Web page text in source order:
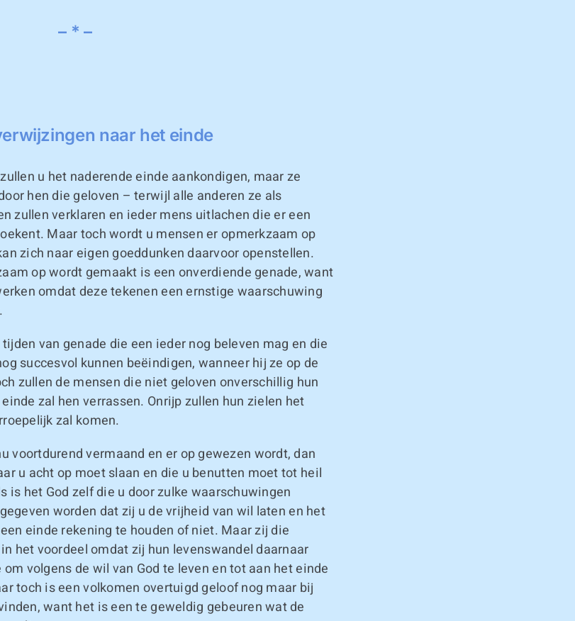
–
naar het einde
u het naderende einde aankondigen, maar ze
hen die geloven – terwijl alle anderen ze als
zullen verklaren en ieder mens uitlachen die er een
Maar toch wordt u mensen er opmerkzaam op
zich naar eigen goeddunken daarvoor openstellen.
op wordt gemaakt is een onverdiende genade, want
omdat deze tekenen een ernstige waarschuwing
van genade die een ieder nog beleven mag en die
succesvol kunnen beëindigen, wanneer hij ze op de
zullen de mensen die niet geloven onverschillig hun
zal hen verrassen. Onrijp zullen hun zielen het
zal komen.
voortdurend vermaand en er op gewezen wordt, dan
u acht op moet slaan en die u benutten moet tot heil
is het God zelf die u door zulke waarschuwingen
worden dat zij u de vrijheid van wil laten en het
einde rekening te houden of niet. Maar zij die
het voordeel omdat zij hun levenswandel daarnaar
volgens de wil van God te leven en tot aan het einde
toch is een volkomen overtuigd geloof nog maar bij
want het is een te geweldig gebeuren wat de